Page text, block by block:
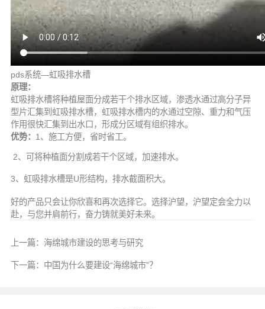
pds系统—虹吸排水槽
原理：
虹吸排水槽将种植屋面分成若干个排水区域，渗透水通过高分子异
型片汇集到虹吸排水槽，虹吸排水槽内的水通过空隙、重力和气压
作用很快汇集到出水口，形成分区域有组织排水。
优势： 1、施工方便，省时省工。
2、可将种植面分割成若干个区域，加速排水。
3、虹吸排水槽是U形结构，排水截面积大。
好的产品只会让你欣喜和再次选择它。选择沪望，沪望定会全力以
赴，与您并肩前行，奋力铸就美好未来。
上一篇： 海绵城市建设的思考与研究
下一篇： 中国为什么要建设“海绵城市”？